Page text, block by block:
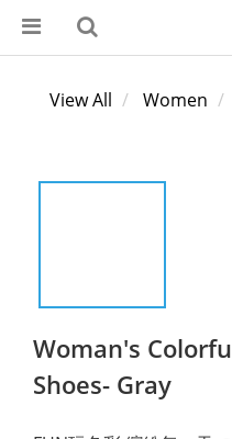
View All Women
Woman's
Shoes- Gray